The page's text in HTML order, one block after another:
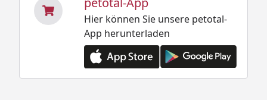
Hier können Sie unsere petotal-
App herunterladen